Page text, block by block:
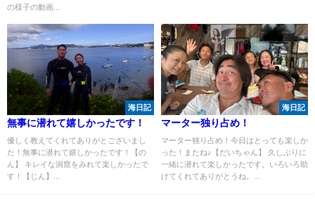
の様子の動画...
海日記
無事に潜れて嬉しかったです！
優しく教えてくれてありがとございまし
た！無事に潜れて嬉しかったです！【の
ん】 キレイな洞窟をみれて楽しかったで
す！【じん】...
海日記
マーター独り占め！
マーター独り占め！今日はとっても楽しか
った！またね♪【だいちゃん】 久しぶりに
一緒に潜れて楽しかったです。いろいろ助
けてくれてありがとうね。...